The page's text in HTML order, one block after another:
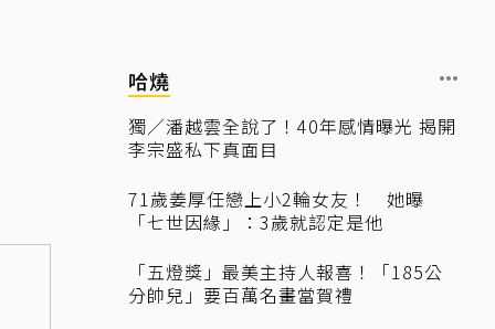
哈燒
獨／潘越雲全說了！40年感情曝光 揭開
李宗盛私下真面目
71歲姜厚任戀上小2輪女友！ 她曝
「七世因緣」：3歲就認定是他
「五燈獎」最美主持人報喜！「185公
分帥兒」要百萬名畫當賀禮